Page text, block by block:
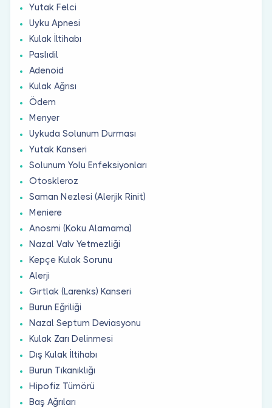
Yutak Felci
Uyku Apnesi
Kulak İltihabı
Paslıdil
Adenoid
Kulak Ağrısı
Ödem
Menyer
Uykuda Solunum Durması
Yutak Kanseri
Solunum Yolu Enfeksiyonları
Otoskleroz
Saman Nezlesi (Alerjik Rinit)
Meniere
Anosmi (Koku Alamama)
Nazal Valv Yetmezliği
Kepçe Kulak Sorunu
Alerji
Gırtlak (Larenks) Kanseri
Burun Eğriliği
Nazal Septum Deviasyonu
Kulak Zarı Delinmesi
Dış Kulak İltihabı
Burun Tıkanıklığı
Hipofiz Tümörü
Baş Ağrıları